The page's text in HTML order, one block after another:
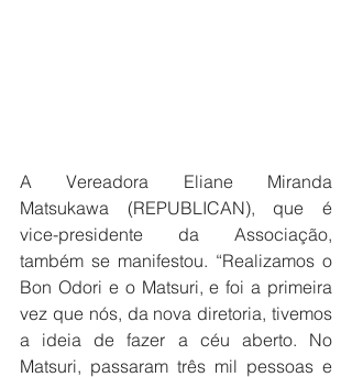
A Vereadora Eliane Miranda
Matsukawa (REPUBLICAN), que é
vice-presidente da Associação,
também se manifestou. “Realizamos o
Bon Odori e o Matsuri, e foi a primeira
vez que nós, da nova diretoria, tivemos
a ideia de fazer a céu aberto. No
Matsuri, passaram três mil pessoas e